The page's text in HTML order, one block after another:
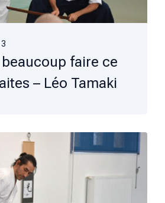
beaucoup faire ce
– Léo Tamaki